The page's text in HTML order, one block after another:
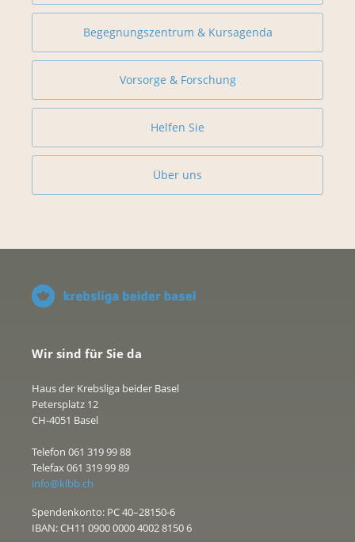
Begegnungszentrum & Kursagenda
Vorsorge & Forschung
Helfen Sie
Über uns
Wir sind für Sie da
Haus der Krebsliga beider Basel
Petersplatz 12
CH-4051 Basel
Telefon 061 319 99 88
Telefax 061 319 99 89
info@klbb.ch
Spendenkonto: PC 40–28150-6
IBAN: CH11 0900 0000 4002 8150 6